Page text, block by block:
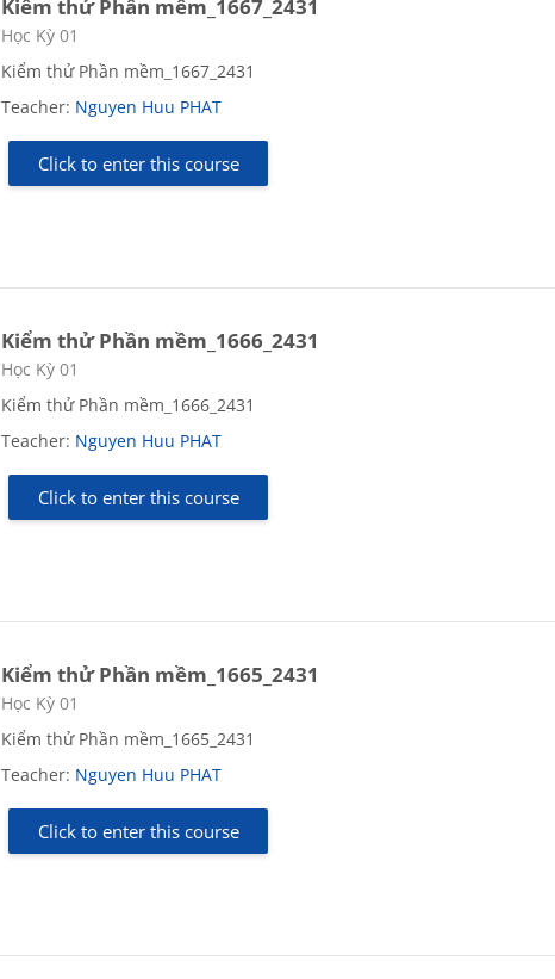
Kiểm thử Phần mềm_1667_2431
Course category
Học Kỳ 01
Kiểm thử Phần mềm_1667_2431
Teacher: Nguyen Huu PHAT
Click to enter this course
Kiểm thử Phần mềm_1666_2431
Course category
Học Kỳ 01
Kiểm thử Phần mềm_1666_2431
Teacher: Nguyen Huu PHAT
Click to enter this course
Kiểm thử Phần mềm_1665_2431
Course category
Học Kỳ 01
Kiểm thử Phần mềm_1665_2431
Teacher: Nguyen Huu PHAT
Click to enter this course